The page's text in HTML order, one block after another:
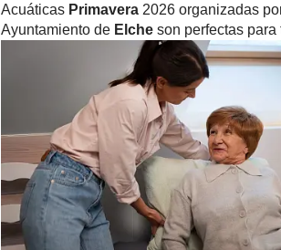
Acuáticas Primavera 2026 organizadas
Ayuntamiento de Elche son perfectas para